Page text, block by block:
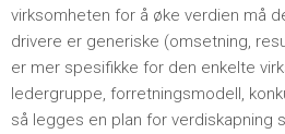
virksomheten for å øke verdien må
drivere er generiske (omsetning,
er mer spesifikke for den enkelte
ledergruppe, forretningsmodell,
så legges en plan for verdiskapning